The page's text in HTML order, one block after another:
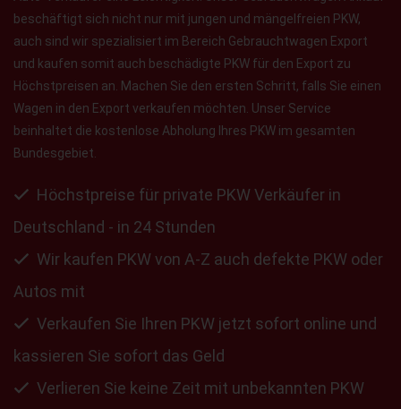
beschäftigt sich nicht nur mit jungen und mängelfreien PKW,
auch sind wir spezialisiert im Bereich Gebrauchtwagen Export
und kaufen somit auch beschädigte PKW für den Export zu
Höchstpreisen an. Machen Sie den ersten Schritt, falls Sie einen
Wagen in den Export verkaufen möchten. Unser Service
beinhaltet die kostenlose Abholung Ihres PKW im gesamten
Bundesgebiet.
Höchstpreise für private PKW Verkäufer in
Deutschland - in 24 Stunden
Wir kaufen PKW von A-Z auch defekte PKW oder
Autos mit
Verkaufen Sie Ihren PKW jetzt sofort online und
kassieren Sie sofort das Geld
Verlieren Sie keine Zeit mit unbekannten PKW